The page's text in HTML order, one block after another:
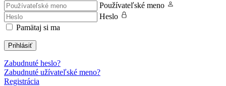
Používateľské meno
Heslo
Pamätaj si ma
Prihlásiť
Zabudnuté heslo?
Zabudnuté užívateľské meno?
Registrácia